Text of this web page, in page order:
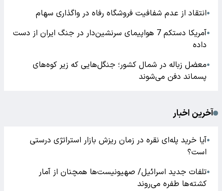
●انتقاد از عدم شفافیت فروشگاه رفاه در واگذاری سهام
●
آمریکا دستکم 7 هواپیمای سرنشین‌دار در جنگ ایران از دست
داده
●معضل زباله در شمال کشور؛ جنگل‌هایی که زیر کوه‌های
پسماند دفن می‌شوند
آخرین اخبار
●آیا خرید پله‌ای نقره در زمان ریزش بازار استراتژی درستی
است؟
●تلفات جدید اسرائیل/ صهیونیست‌ها همچنان از آمار
کشته‌ها طفره می‌روند